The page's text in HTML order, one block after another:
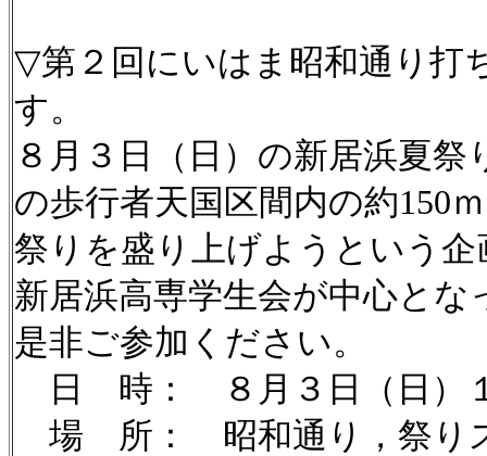
▽第２回にいはま昭和通り打
す。
８月３日（日）の新居浜夏
の歩行者天国区間内の約150
祭りを盛り上げようという企
新居浜高専学生会が中心と
是非ご参加ください。
日 時： ８月３日（日）１
場 所： 昭和通り，祭り